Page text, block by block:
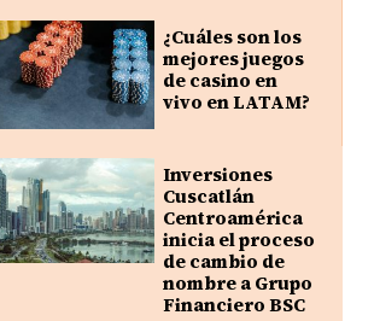
¿Cuáles son los
mejores juegos
de casino en
vivo en LATAM?
Inversiones
Cuscatlán
Centroamérica
inicia el proceso
de cambio de
nombre a Grupo
Financiero BSC